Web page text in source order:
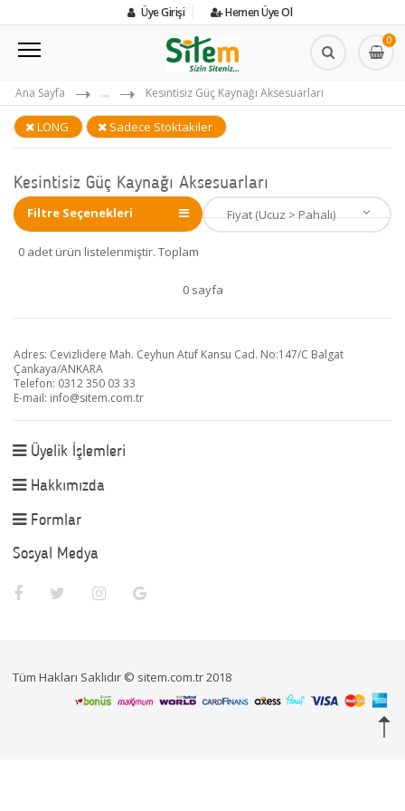
Üye Girişi Hemen Üye Ol
0
Ana Sayfa ... Kesintisiz Güç Kaynağı Aksesuarları
LONG Sadece Stoktakiler
Kesintisiz Güç Kaynağı Aksesuarları
Filtre Seçenekleri
0 adet ürün listelenmiştir. Toplam
0 sayfa
Adres: Cevizlidere Mah. Ceyhun Atuf Kansu Cad. No:147/C Balgat
Çankaya/ANKARA
Telefon: 0312 350 03 33
E-mail: info@sitem.com.tr
Üyelik İşlemleri
Hakkımızda
Formlar
Sosyal Medya
Tüm Hakları Saklıdır © sitem.com.tr 2018